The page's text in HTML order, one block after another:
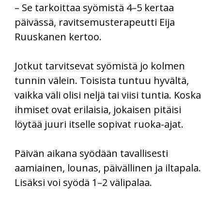
– Se tarkoittaa syömistä 4–5 kertaa
päivässä, ravitsemusterapeutti Eija
Ruuskanen kertoo.
Jotkut tarvitsevat syömistä jo kolmen
tunnin välein. Toisista tuntuu hyvältä,
vaikka väli olisi neljä tai viisi tuntia. Koska
ihmiset ovat erilaisia, jokaisen pitäisi
löytää juuri itselle sopivat ruoka-ajat.
Päivän aikana syödään tavallisesti
aamiainen, lounas, päivällinen ja iltapala.
Lisäksi voi syödä 1–2 välipalaa.